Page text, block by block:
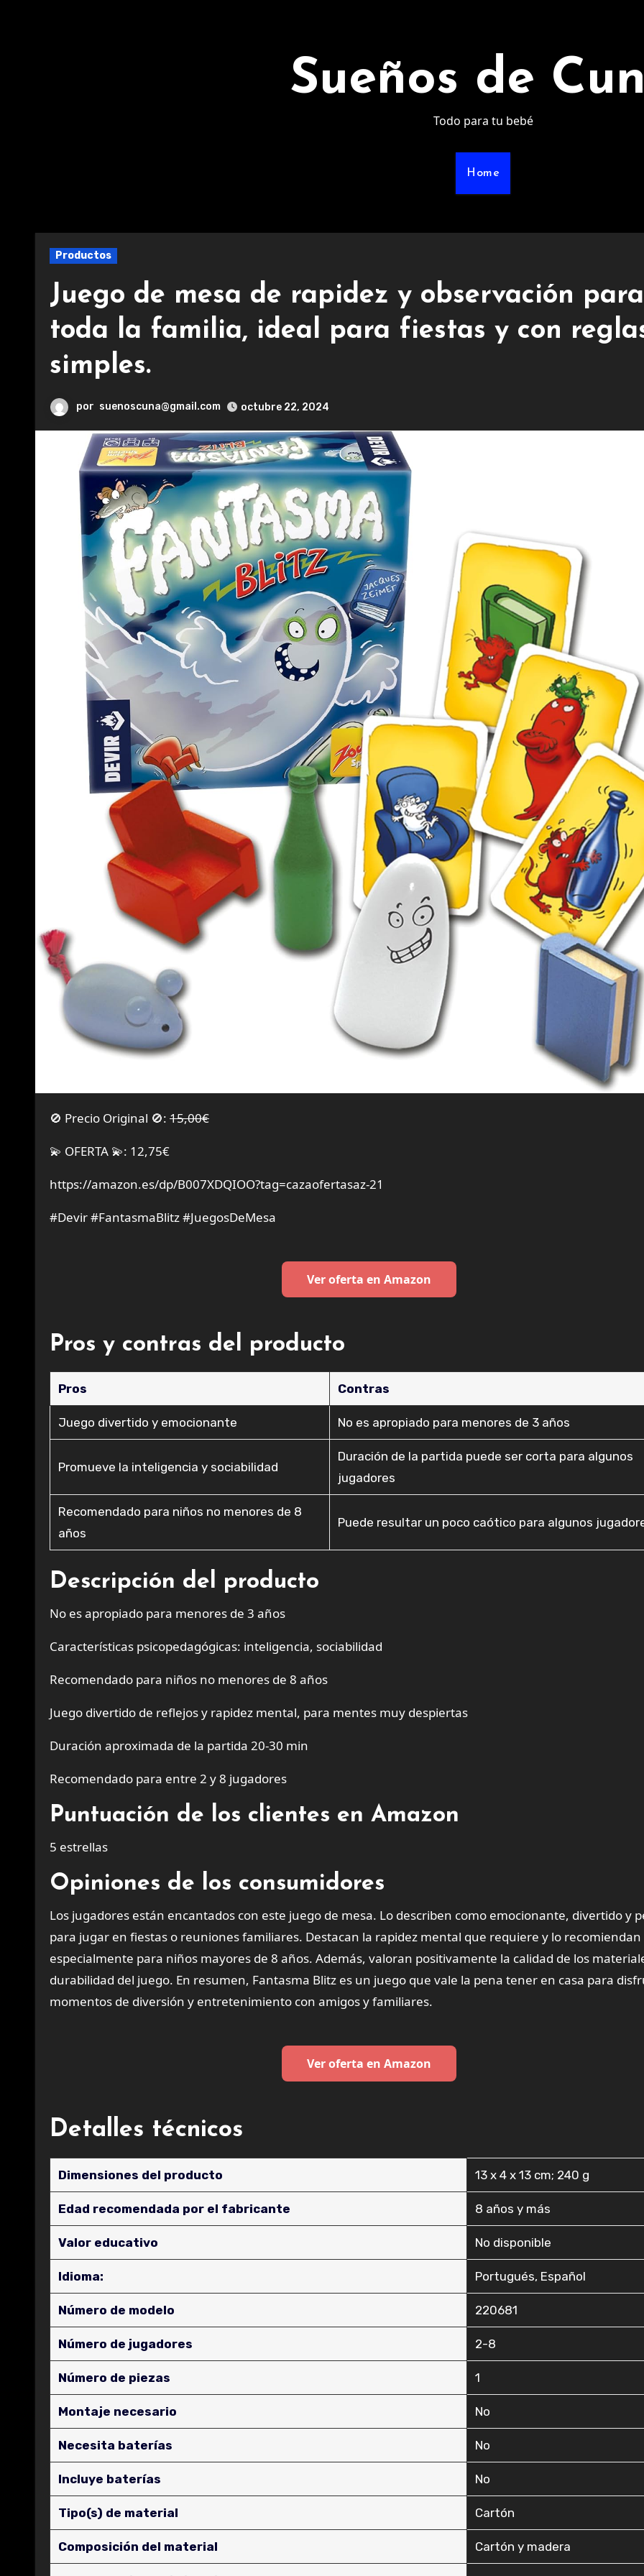
Sueños de
Todo para tu bebé
Home
Productos
Juego de mesa de rapidez y observación para
toda la familia, ideal para fiestas y con
simples.
por suenoscuna@gmail.com octubre 22, 2024
🚫 Precio Original 🚫: 15,00€
💫 OFERTA 💫: 12,75€
https://amazon.es/dp/B007XDQIOO?tag=cazaofertasaz-21
#Devir #FantasmaBlitz #JuegosDeMesa
Ver oferta en Amazon
Pros y contras del producto
Pros Contras
Juego divertido y emocionante No es apropiado para menores de 3 años
Promueve la inteligencia y sociabilidad
Duración de la partida puede ser corta para algunos
jugadores
Recomendado para niños no menores de 8
años
Puede resultar un poco caótico para algunos
Descripción del producto
No es apropiado para menores de 3 años
Características psicopedagógicas: inteligencia, sociabilidad
Recomendado para niños no menores de 8 años
Juego divertido de reflejos y rapidez mental, para mentes muy despiertas
Duración aproximada de la partida 20-30 min
Recomendado para entre 2 y 8 jugadores
Puntuación de los clientes en Amazon
5 estrellas
Opiniones de los consumidores
Los jugadores están encantados con este juego de mesa. Lo describen como emocionante, divertido y
para jugar en fiestas o reuniones familiares. Destacan la rapidez mental que requiere y lo recomiendan
especialmente para niños mayores de 8 años. Además, valoran positivamente la calidad de los
durabilidad del juego. En resumen, Fantasma Blitz es un juego que vale la pena tener en casa para
momentos de diversión y entretenimiento con amigos y familiares.
Ver oferta en Amazon
Detalles técnicos
Dimensiones del producto ‎13 x 4 x 13 cm; 240 g
Edad recomendada por el fabricante ‎8 años y más
Valor educativo ‎No disponible
Idioma: ‎Portugués, Español
Número de modelo ‎220681
Número de jugadores ‎2-8
Número de piezas ‎1
Montaje necesario ‎No
Necesita baterías ‎No
Incluye baterías ‎No
Tipo(s) de material ‎Cartón
Composición del material ‎Cartón y madera